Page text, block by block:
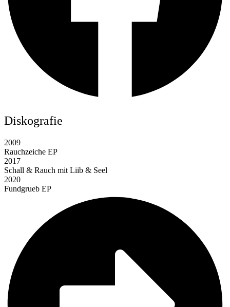
Diskografie
2009
Rauchzeiche EP
2017
Schall & Rauch mit Liib & Seel
2020
Fundgrueb EP